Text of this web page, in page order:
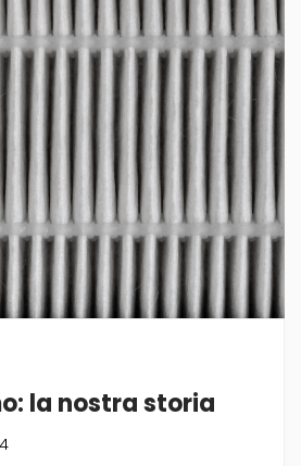
la nostra storia